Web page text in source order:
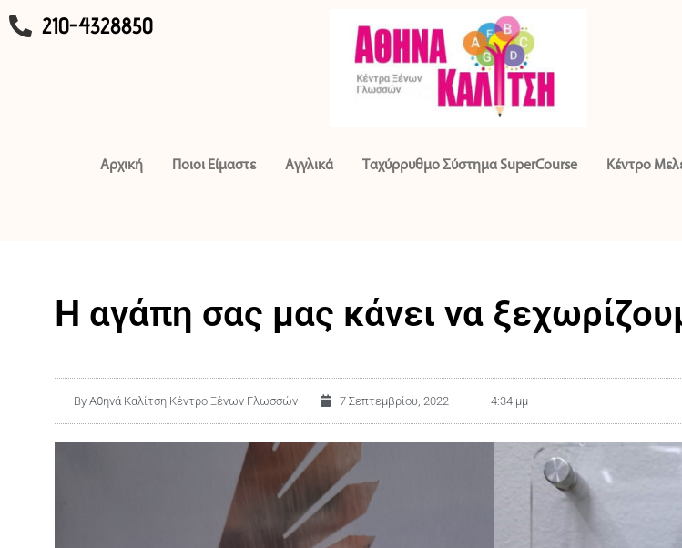
210-4328850
Αρχική Ποιοι Είμαστε Αγγλικά Ταχύρρυθμο Σύστημα SuperCourse Κέντρο
Η αγάπη σας μας κάνει να
By Αθηνά Καλίτση Κέντρο Ξένων Γλωσσών 7 Σεπτεμβρίου, 2022 4:34 μμ